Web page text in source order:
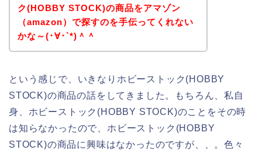
ク(HOBBY STOCK)の商品をアマゾン
（amazon）で探すのを手伝ってくれない
かな～(･∀･`*)＾＾
という感じで、いきなりホビーストック(HOBBY
STOCK)の商品の話をしてきました。もちろん、私自
身、ホビーストック(HOBBY STOCK)のことをその時
は知らなかったので、ホビーストック(HOBBY
STOCK)の商品に興味はなかったのですが、、。色々